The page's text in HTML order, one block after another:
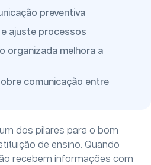
preventiva
ajuste processos
organizada melhora a
comunicação entre
dos pilares para o bom
de ensino. Quando
recebem informações com